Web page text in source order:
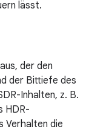
lässt.
der den
der Bittiefe des
Inhalten, z. B.
HDR-
Verhalten die